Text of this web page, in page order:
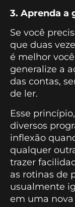
3. Aprenda a
Se você
que duas
é melhor
generalize a
das contas,
de ler.
Esse
diversos
inflexão
qualquer
trazer
as rotinas de
usualmente
em uma